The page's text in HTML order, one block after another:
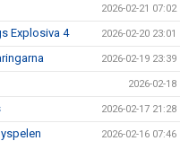
2026-02-21 07:02
Explosiva 4 2026-02-20 23:01
2026-02-19 23:39
2026-02-18
2026-02-17 21:28
2026-02-16 07:46